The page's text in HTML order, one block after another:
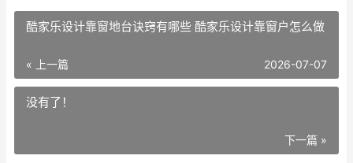
酷家乐设计靠窗地台诀窍有哪些 酷家乐设计靠窗户怎么做
« 上一篇 2026-07-07
没有了！
下一篇 »